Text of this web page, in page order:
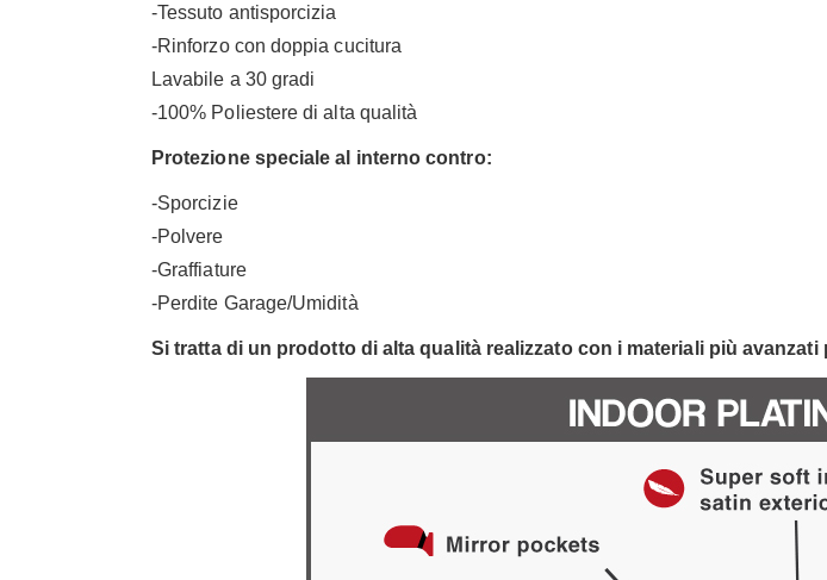
-Tessuto antisporcizia
-Rinforzo con doppia cucitura
Lavabile a 30 gradi
-100% Poliestere di alta qualità
Protezione speciale al interno contro:
-Sporcizie
-Polvere
-Graffiature
-Perdite Garage/Umidità
Si tratta di un prodotto di alta qualità realizzato con i materiali più